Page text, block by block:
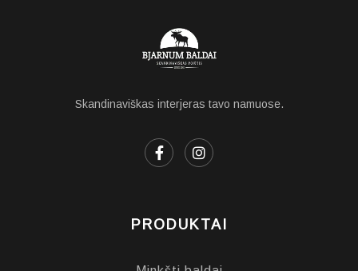
Skandinaviškas interjeras tavo namuose.
PRODUKTAI